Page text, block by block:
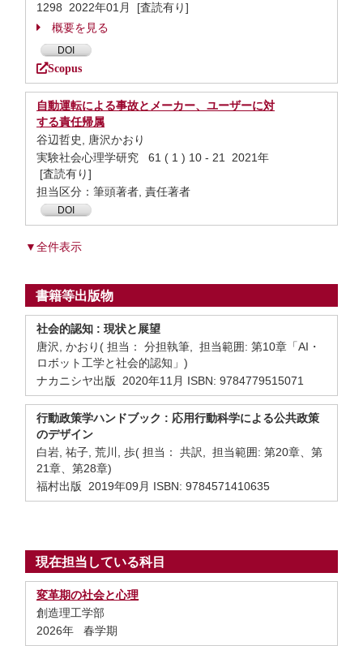
1298 2022年01月 [査読有り]
概要を見る
DOI
Scopus
自動運転による事故とメーカー、ユーザーに対
する責任帰属
谷辺哲史, 唐沢かおり
実験社会心理学研究 61 ( 1 ) 10 - 21 2021年
[査読有り]
担当区分：筆頭著者, 責任著者
DOI
▼全件表示
書籍等出版物
社会的認知 : 現状と展望
唐沢, かおり( 担当： 分担執筆, 担当範囲: 第10章「AI・
ロボット工学と社会的認知」)
ナカニシヤ出版 2020年11月 ISBN: 9784779515071
行動政策学ハンドブック : 応用行動科学による公共政策
のデザイン
白岩, 祐子, 荒川, 歩( 担当： 共訳, 担当範囲: 第20章、第
21章、第28章)
福村出版 2019年09月 ISBN: 9784571410635
現在担当している科目
変革期の社会と心理
創造理工学部
2026年 春学期